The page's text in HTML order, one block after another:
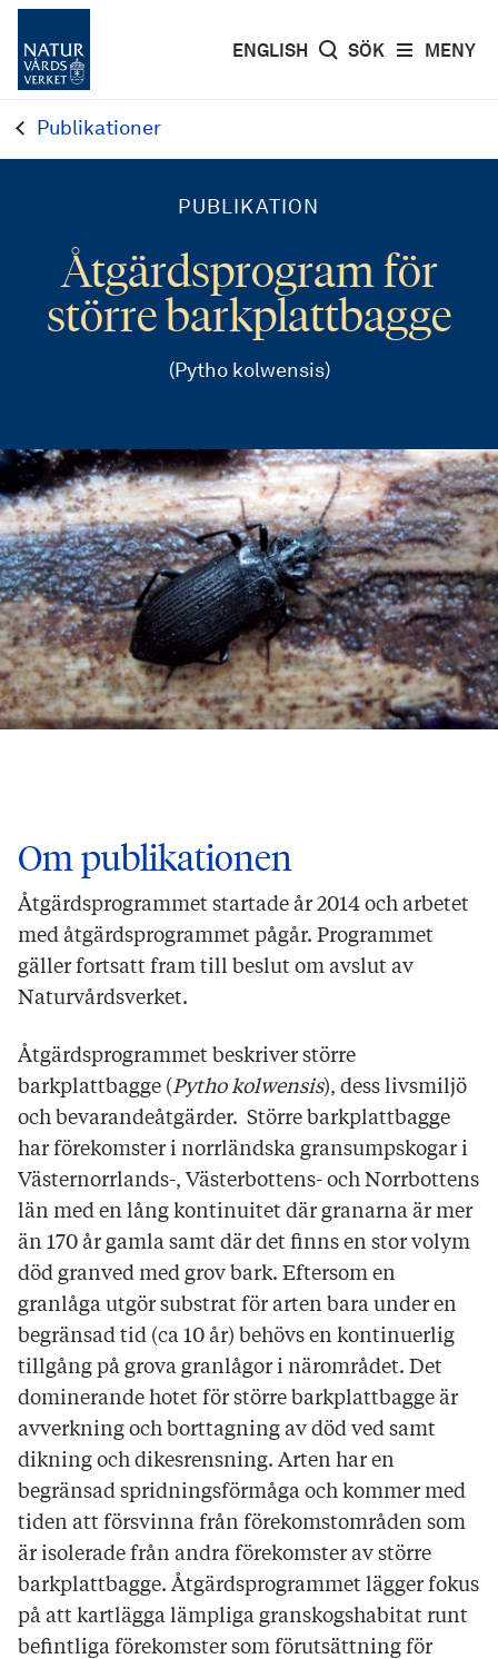
MENY
ENGLISH SÖK
Publikationer
PUBLIKATION
Åtgärdsprogram för
större barkplattbagge
(Pytho kolwensis)
Om publikationen
Åtgärdsprogrammet startade år 2014 och arbetet
med åtgärdsprogrammet pågår. Programmet
gäller fortsatt fram till beslut om avslut av
Naturvårdsverket.
Åtgärdsprogrammet beskriver större
barkplattbagge (Pytho kolwensis), dess livsmiljö
och bevarandeåtgärder. Större barkplattbagge
har förekomster i norrländska gransumpskogar i
Västernorrlands-, Västerbottens- och Norrbottens
län med en lång kontinuitet där granarna är mer
än 170 år gamla samt där det finns en stor volym
död granved med grov bark. Eftersom en
granlåga utgör substrat för arten bara under en
begränsad tid (ca 10 år) behövs en kontinuerlig
tillgång på grova granlågor i närområdet. Det
dominerande hotet för större barkplattbagge är
avverkning och borttagning av död ved samt
dikning och dikesrensning. Arten har en
begränsad spridningsförmåga och kommer med
tiden att försvinna från förekomstområden som
är isolerade från andra förekomster av större
barkplattbagge. Åtgärdsprogrammet lägger fokus
på att kartlägga lämpliga granskogshabitat runt
befintliga förekomster som förutsättning för